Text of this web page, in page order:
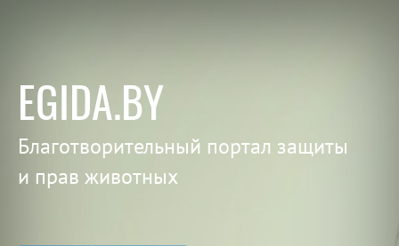
EGIDA.BY
Благотворительный портал защиты
и прав животных